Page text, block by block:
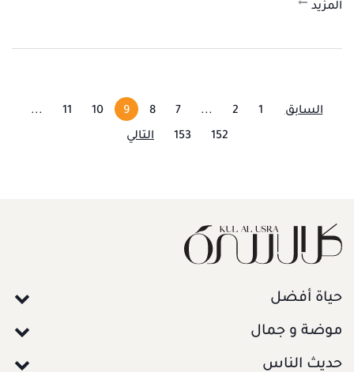
المزيد
السابق 1
2
...
7
8
9
10
11
...
152
153 التالي
حياة أفضل
موضة و جمال
حديث الناس